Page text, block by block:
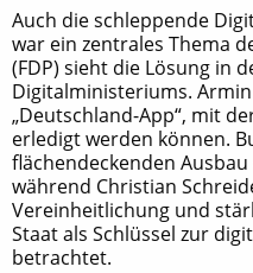
Auch die schleppende
war ein zentrales Thema
(FDP) sieht die Lösung in
Digitalministeriums.
„Deutschland-App“, mit
erledigt werden können.
flächendeckenden
während Christian
Vereinheitlichung und
Staat als Schlüssel zur
betrachtet.